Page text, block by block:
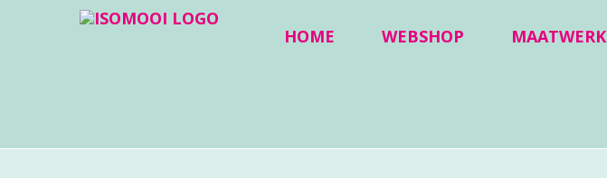
HOME WEBSHOP MAATWERK